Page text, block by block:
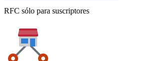
RFC sólo para suscriptores